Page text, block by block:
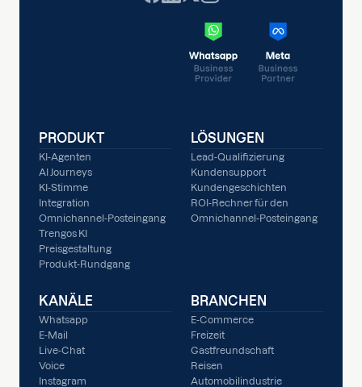
PRODUKT
KI-Agenten
AI Journeys
KI-Stimme
Integration
Omnichannel-Posteingang
Trengos KI
Preisgestaltung
Produkt-Rundgang
LÖSUNGEN
Lead-Qualifizierung
Kundensupport
Kundengeschichten
ROI-Rechner für den
Omnichannel-Posteingang
KANÄLE
Whatsapp
E-Mail
Live-Chat
Voice
Instagram
BRANCHEN
E-Commerce
Freizeit
Gastfreundschaft
Reisen
Automobilindustrie